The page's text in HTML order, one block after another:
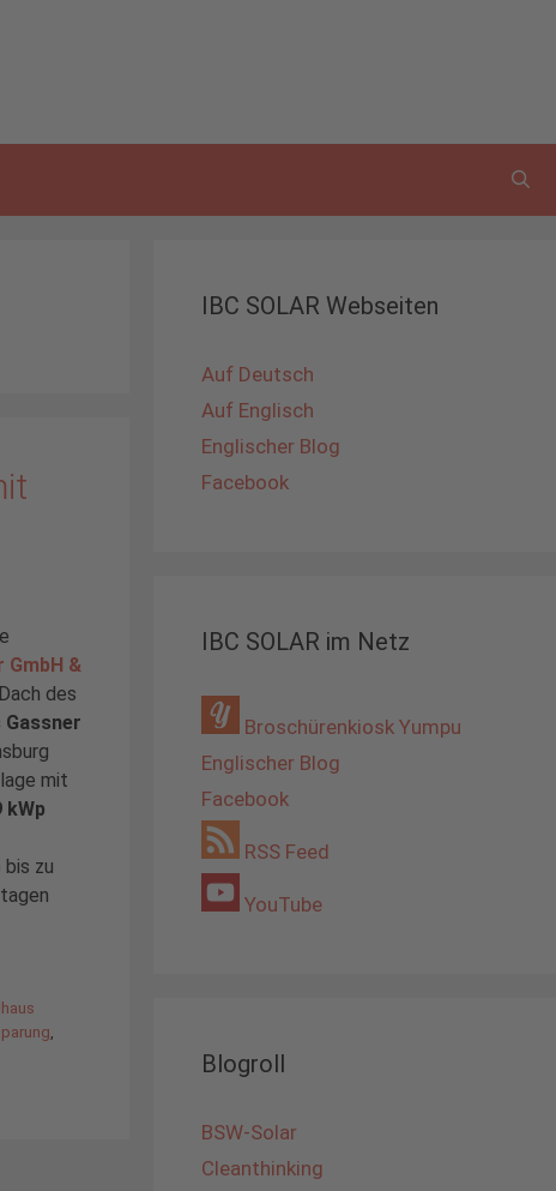
&
des
mit
kWp
zu
IBC SOLAR Webseiten
Auf Deutsch
Auf Englisch
Englischer Blog
Facebook
IBC SOLAR im Netz
Broschürenkiosk Yumpu
Englischer Blog
Facebook
RSS Feed
YouTube
Blogroll
BSW-Solar
Cleanthinking